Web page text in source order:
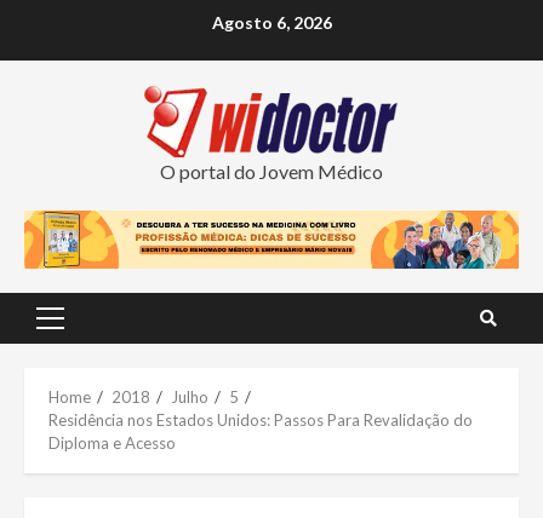
Agosto 6, 2026
O portal do Jovem Médico
Primary
Home 2018 Julho
5
Residência nos Estados Unidos: Passos Para Revalidação do
Diploma e Acesso